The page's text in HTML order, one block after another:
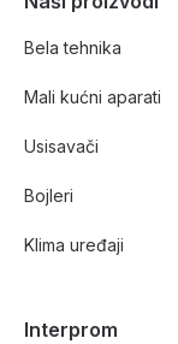
Bela tehnika
Mali kućni aparati
Usisavači
Bojleri
Klima uređaji
Interprom